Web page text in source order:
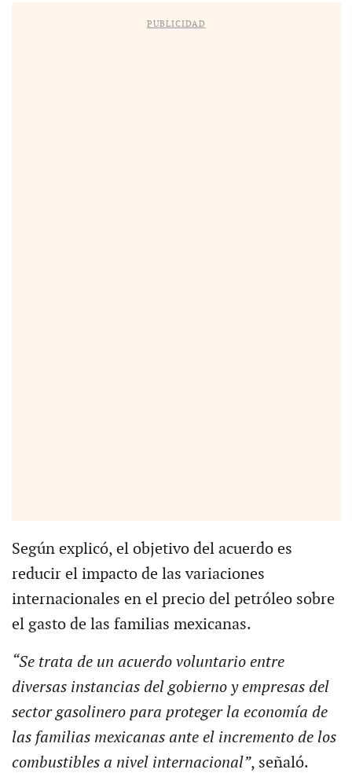
PUBLICIDAD
Según explicó, el objetivo del acuerdo es
reducir el impacto de las variaciones
internacionales en el precio del petróleo sobre
el gasto de las familias mexicanas.
“Se trata de un acuerdo voluntario entre
diversas instancias del gobierno y empresas del
sector gasolinero para proteger la economía de
las familias mexicanas ante el incremento de los
combustibles a nivel internacional”, señaló.